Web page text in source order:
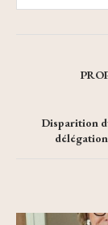
Disparition